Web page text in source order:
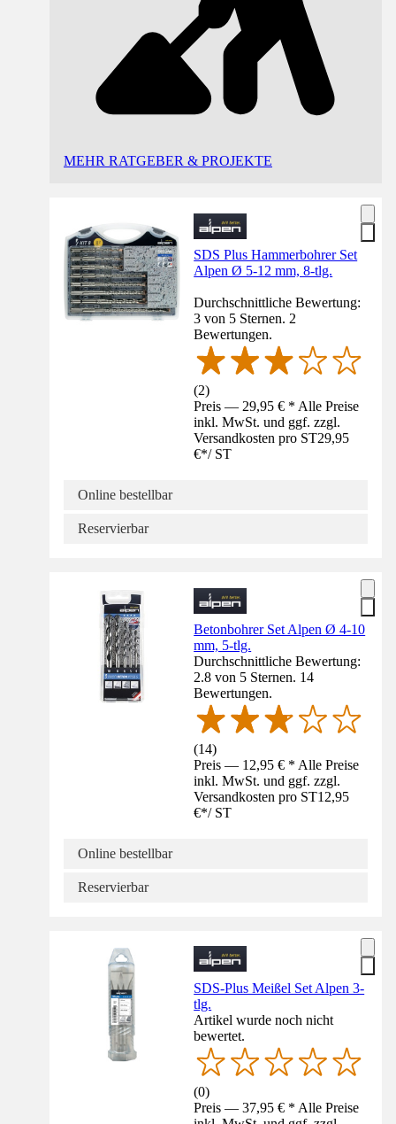
MEHR RATGEBER & PROJEKTE
SDS Plus Hammerbohrer Set
Alpen Ø 5-12 mm, 8-tlg.
Durchschnittliche Bewertung:
3 von 5 Sternen. 2
Bewertungen.
(2)
Preis — 29,95 € * Alle Preise
inkl. MwSt. und ggf. zzgl.
Versandkosten pro ST29,95
€*/ ST
Online bestellbar
Reservierbar
Betonbohrer Set Alpen Ø 4-10
mm, 5-tlg.
Durchschnittliche Bewertung:
2.8 von 5 Sternen. 14
Bewertungen.
(14)
Preis — 12,95 € * Alle Preise
inkl. MwSt. und ggf. zzgl.
Versandkosten pro ST12,95
€*/ ST
Online bestellbar
Reservierbar
SDS-Plus Meißel Set Alpen 3-
tlg.
Artikel wurde noch nicht
bewertet.
(0)
Preis — 37,95 € * Alle Preise